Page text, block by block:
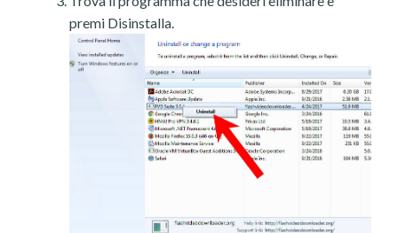
premi Disinstalla.